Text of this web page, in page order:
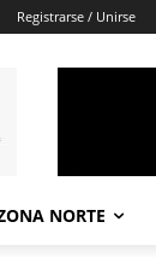
Registrarse / Unirse
NORTE